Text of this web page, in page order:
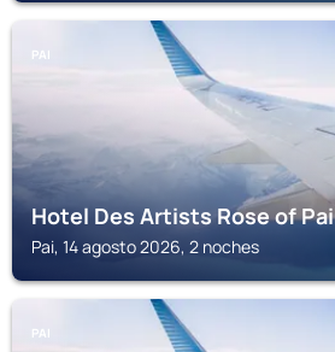
PAI
Hotel Des Artists Rose of Pai
Pai, 14 agosto 2026, 2 noches
PAI